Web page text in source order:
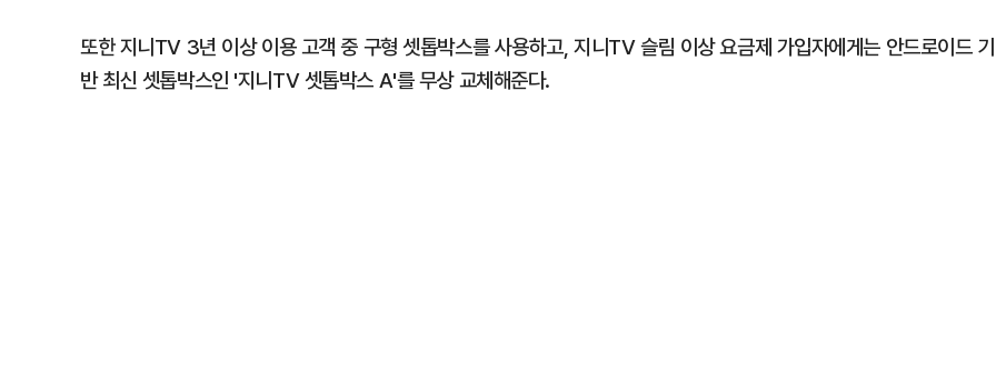
또한 지니TV 3년 이상 이용 고객 중 구형 셋톱박스를 사용하고, 지니TV 슬림 이상 요금제 가입자에게는 안드로이드 기
반 최신 셋톱박스인 '지니TV 셋톱박스 A'를 무상 교체해준다.